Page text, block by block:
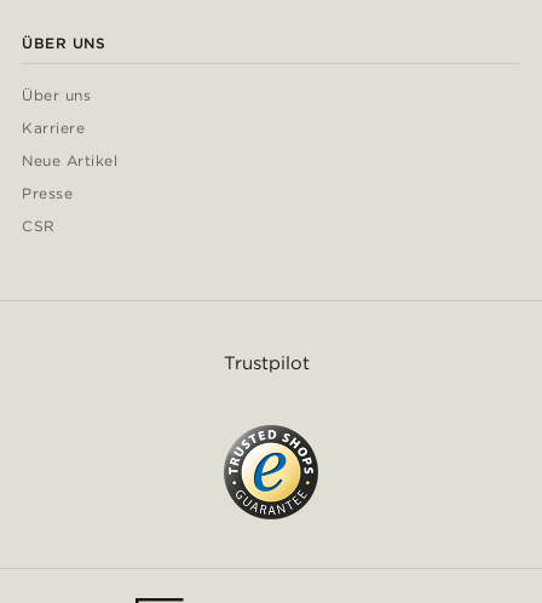
ÜBER UNS
Über uns
Karriere
Neue Artikel
Presse
CSR
Trustpilot